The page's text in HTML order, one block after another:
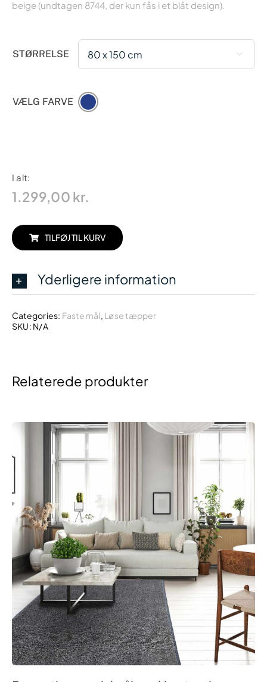
beige (undtagen 8744, der kun fås i et blåt design).
STØRRELSE 
VÆLG FARVE
I alt:
1.299,00 kr.
TILFØJ TIL KURV
Yderligere information
Categories: Faste mål, Løse tæpper
SKU: N/A
Relaterede produkter